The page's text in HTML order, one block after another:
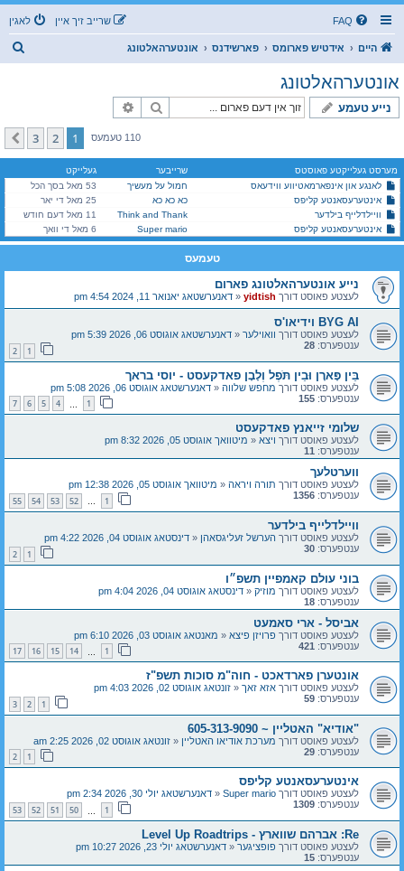
FAQ לאגין שרייב זיך איין
היים אידטיש פארומס פארשידנס אונטערהאלטונג
אונטערהאלטונג
נייע טעמע זוך
110 טעמעס 1
2
3
קומענדיגע
מערסט געלייקטע פאוסטס שרייבער
געלייקט
לאנגע און אינפארמאטיווע ווידעאס
חמול על מעשיך
53 מאל בסך הכל
אינטערעסאנטע קליפס
כא כא כא
25 מאל די יאר
וויילדלייף בילדער
Think and Thank
11 מאל דעם חודש
אינטערעסאנטע קליפס
Super mario 6 מאל די וואך
טעמעס
נייע אונטערהאלטונג פארום
לעצטע פאוסט דורך yidtish
« דאנערשטאג יאנואר 11, 2024 4:54 pm
BYG AI וידיאו'ס
לעצטע פאוסט דורך וואוילער « דאנערשטאג אוגוסט 06, 2026 5:39 pm
ענטפערס: 28
1
2
בֵּין פָּארָן וּבֵין תֹּפֶל וְלָבָן פאדקעסט - יוסי בראך
לעצטע פאוסט דורך מחפש שלווה « דאנערשטאג אוגוסט 06, 2026 5:08 pm
ענטפערס: 155
1
4
5
6
7
שלומי זייאנץ פאדקעסט
לעצטע פאוסט דורך ויצא « מיטוואך אוגוסט 05, 2026 8:32 pm
ענטפערס: 11
ווערטלעך
לעצטע פאוסט דורך תורה ויראה « מיטוואך אוגוסט 05, 2026 12:38 pm
ענטפערס: 1356
1
…
52
53
54
55
וויילדלייף בילדער
לעצטע פאוסט דורך הערשל זעליגסאהן « דינסטאג אוגוסט 04, 2026 4:22 pm
ענטפערס: 30
1
2
בוני עולם קאמפיין תשפ״ו
לעצטע פאוסט דורך מוזיק « דינסטאג אוגוסט 04, 2026 4:04 pm
ענטפערס: 18
אביסל - ארי סאמעט
לעצטע פאוסט דורך פרויזן פיצא « מאנטאג אוגוסט 03, 2026 6:10 pm
ענטפערס: 421
1
14
15
16
17
אונטערן פארדאכט - חוה"מ סוכות תשפ"ז
לעצטע פאוסט דורך אזא זאך « זונטאג אוגוסט 02, 2026 4:03 pm
ענטפערס: 59
1
2
3
"אודיא" האטליין ~ 605-313-9090
לעצטע פאוסט דורך מערכת אודיאו האטליין « זונטאג אוגוסט 02, 2026 2:25 am
ענטפערס: 29
1
2
אינטערעסאנטע קליפס
לעצטע פאוסט דורך Super mario
« דאנערשטאג יולי 30, 2026 2:34 pm
ענטפערס: 1309
1
50
51
52
53
Re: אברהם שווארץ - Level Up Roadtrips
לעצטע פאוסט דורך פופציגער « דאנערשטאג יולי 23, 2026 10:27 pm
ענטפערס: 15